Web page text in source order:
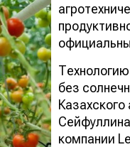
без
Казахского
компании